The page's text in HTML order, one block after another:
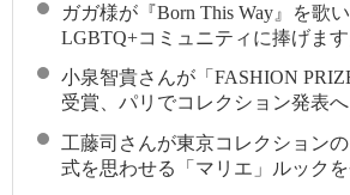
ガガ様が『Born This Way』を歌
LGBTQ+コミュニティに捧げま
小泉智貴さんが「FASHION
受賞、パリでコレクション発表へ
工藤司さんが東京コレクション
式を思わせる「マリエ」ルック